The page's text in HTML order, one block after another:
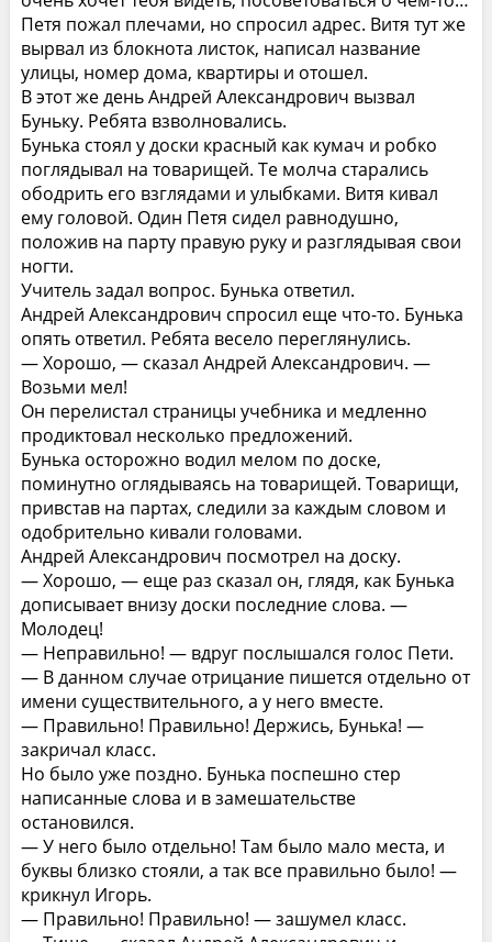
Петя пожал плечами, но спросил адрес. Витя тут же
вырвал из блокнота листок, написал название
улицы, номер дома, квартиры и отошел.
В этот же день Андрей Александрович вызвал
Буньку. Ребята взволновались.
Бунька стоял у доски красный как кумач и робко
поглядывал на товарищей. Те молча старались
ободрить его взглядами и улыбками. Витя кивал
ему головой. Один Петя сидел равнодушно,
положив на парту правую руку и разглядывая свои
ногти.
Учитель задал вопрос. Бунька ответил.
Андрей Александрович спросил еще что-то. Бунька
опять ответил. Ребята весело переглянулись.
— Хорошо, — сказал Андрей Александрович. —
Возьми мел!
Он перелистал страницы учебника и медленно
продиктовал несколько предложений.
Бунька осторожно водил мелом по доске,
поминутно оглядываясь на товарищей. Товарищи,
привстав на партах, следили за каждым словом и
одобрительно кивали головами.
Андрей Александрович посмотрел на доску.
— Хорошо, — еще раз сказал он, глядя, как Бунька
дописывает внизу доски последние слова. —
Молодец!
— Неправильно! — вдруг послышался голос Пети.
— В данном случае отрицание пишется отдельно от
имени существительного, а у него вместе.
— Правильно! Правильно! Держись, Бунька! —
закричал класс.
Но было уже поздно. Бунька поспешно стер
написанные слова и в замешательстве
остановился.
— У него было отдельно! Там было мало места, и
буквы близко стояли, а так все правильно было! —
крикнул Игорь.
— Правильно! Правильно! — зашумел класс.